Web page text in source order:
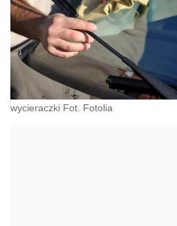
wycieraczki Fot. Fotolia